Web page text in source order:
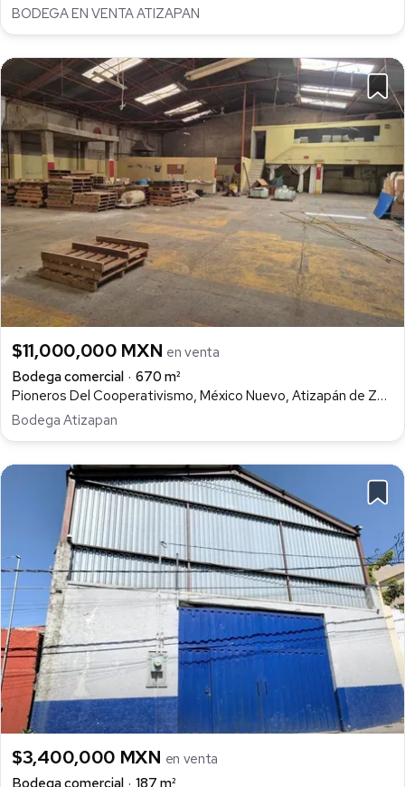
BODEGA EN VENTA ATIZAPAN
$11,000,000 MXN en venta
Bodega comercial
670 m²
Pioneros Del Cooperativismo, México Nuevo, Atizapán de Zaragoza
Bodega Atizapan
$3,400,000 MXN en venta
Bodega comercial
187 m²